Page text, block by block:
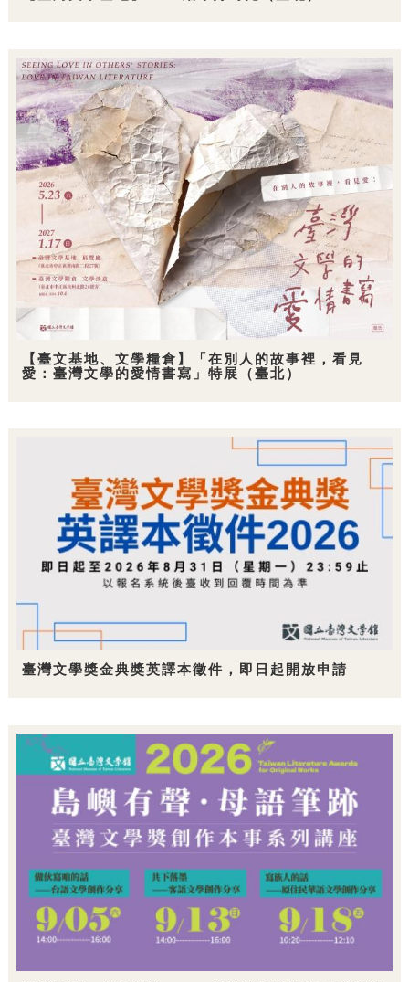
【臺文基地、文學糧倉】「在別人的故事裡，看見
愛：臺灣文學的愛情書寫」特展（臺北）
臺灣文學獎金典獎英譯本徵件，即日起開放申請